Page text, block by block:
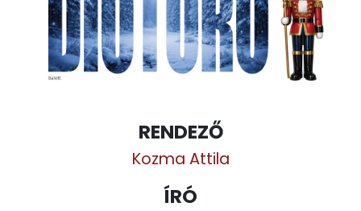
RENDEZŐ
Kozma Attila
ÍRÓ